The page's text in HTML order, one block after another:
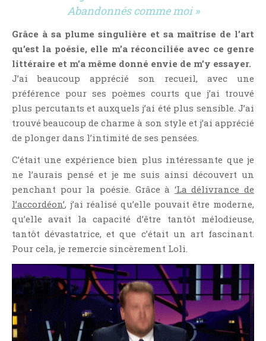
Thriller Psychologique
Throwback Thursday Livresque
Top Ten Tuesday
Wish-List
Abandonnés comme moi »
Grâce à sa plume singulière et sa maîtrise de l’art
qu’est la poésie, elle m’a réconciliée avec ce genre
littéraire et m’a même donné envie de m’y essayer.
J’ai beaucoup apprécié son recueil, avec une
préférence pour ses poèmes courts que j’ai trouvé
plus percutants et auxquels j’ai été plus sensible. J’ai
trouvé beaucoup de charme à son style et j’ai apprécié
de plonger dans l’intimité de ses pensées.
C’était une expérience bien plus intéressante que je
ne l’aurais pensé et je me suis ainsi découvert un
penchant pour la poésie. Grâce à ‘La délivrance de
l’accordéon’, j’ai réalisé qu’elle pouvait être moderne,
qu’elle avait la capacité d’être tantôt mélodieuse,
tantôt dévastatrice, et que c’était un art fascinant.
Pour cela, je remercie sincèrement Loli.